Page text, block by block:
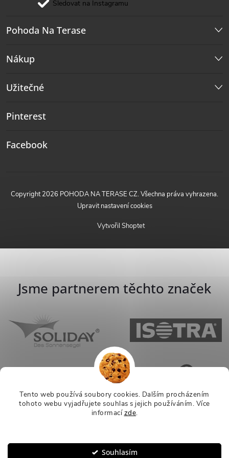
Tento web používá soubory cookies. Dalším procházením
tohoto webu vyjadřujete souhlas s jejich používáním. Více
informacízde.
Souhlasím
Sledovat na Instagramu
Pohoda Na Terase
Nákup
Užitečné
Pinterest
Facebook
Vytvořil Shoptet
Copyright 2026 POHODA NA TERASE CZ. Všechna práva vyhrazena.
Upravit nastavení cookies
Jsme partnerem těchto značek